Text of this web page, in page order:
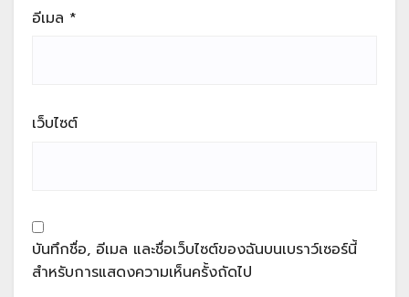
อีเมล *
เว็บไซต์
บันทึกชื่อ, อีเมล และชื่อเว็บไซต์ของฉันบนเบราว์เซอร์นี้
สำหรับการแสดงความเห็นครั้งถัดไป